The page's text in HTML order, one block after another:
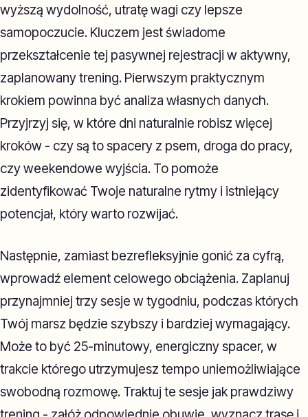
wyższą wydolność, utratę wagi czy lepsze
samopoczucie. Kluczem jest świadome
przekształcenie tej pasywnej rejestracji w aktywny,
zaplanowany trening. Pierwszym praktycznym
krokiem powinna być analiza własnych danych.
Przyjrzyj się, w które dni naturalnie robisz więcej
kroków - czy są to spacery z psem, droga do pracy,
czy weekendowe wyjścia. To pomoże
zidentyfikować Twoje naturalne rytmy i istniejący
potencjał, który warto rozwijać.
Następnie, zamiast bezrefleksyjnie gonić za cyfrą,
wprowadź element celowego obciążenia. Zaplanuj
przynajmniej trzy sesje w tygodniu, podczas których
Twój marsz będzie szybszy i bardziej wymagający.
Może to być 25-minutowy, energiczny spacer, w
trakcie którego utrzymujesz tempo uniemożliwiające
swobodną rozmowę. Traktuj te sesje jak prawdziwy